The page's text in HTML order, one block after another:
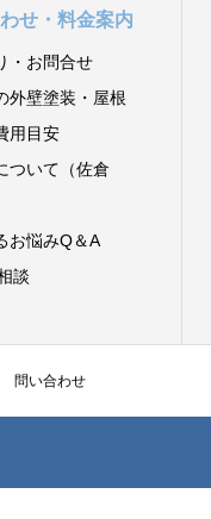
せ・料金案内
・お問合せ
外壁塗装・屋根
用目安
ついて（佐倉
お悩みQ＆A
談
問い合わせ